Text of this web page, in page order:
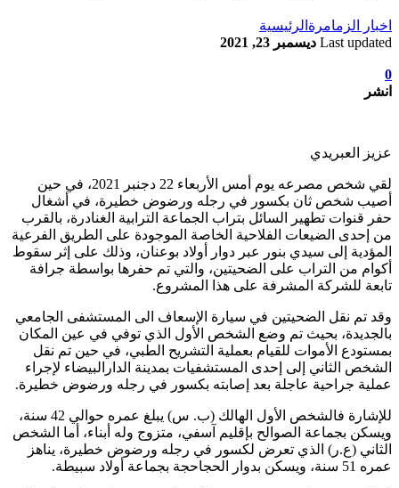
اخبار الزمامرة الرئيسية
Last updated ديسمبر 23, 2021
0
انشر
عزيز العبريدي
لقي شخص مصرعه يوم أمس الأربعاء 22 دجنبر 2021، في حين
أصيب شخص ثان بكسور في رجله ورضوض خطيرة، في أشغال
حفر قنوات تطهير السائل بتراب الجماعة الترابية الغنادرة، بالقرب
من إحدى الضيعات الفلاحية الخاصة الموجودة على الطريق الفرعية
المؤدية إلى سيدي بنور عبر دوار أولاد بوعنان، وذلك على إثر سقوط
أكوام من التراب على الضحيتين، والتي تم حفرها بواسطة جرافة
تابعة للشركة المشرفة على هذا المشروع.
وقد تم نقل الضحيتين في سيارة الإسعاف الى المستشفى الجامعي
بالجديدة، بحيث تم وضع الشخص الأول الذي توفي في عين المكان
بمستودع الأموات للقيام بعملية التشريح الطبي، في حين تم نقل
الشخص الثاني إلى إحدى المستشفيات بمدينة الدارالبيضاء لإجراء
عملية جراحية عاجلة بعد إصابته بكسور في رجله ورضوض خطيرة.
للإشارة فالشخص الأول الهالك (ب. س) يبلغ عمره حوالي 42 سنة،
ويسكن بجماعة الصوالح بإقليم آسفي، متزوج وله أبناء، أما الشخص
الثاني (ع.ر) الذي تعرض لكسور في رجله ورضوض خطيرة، يناهز
عمره 51 سنة، ويسكن بدوار الحجاحجة بجماعة أولاد سبيطة.